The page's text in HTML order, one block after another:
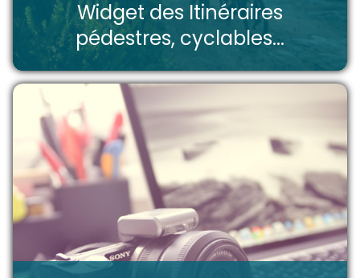
Widget des Itinéraires
pédestres, cyclables...